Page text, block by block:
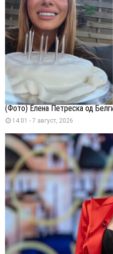
(Фото) Елена Петреска од
14:01 - 7 август, 2026